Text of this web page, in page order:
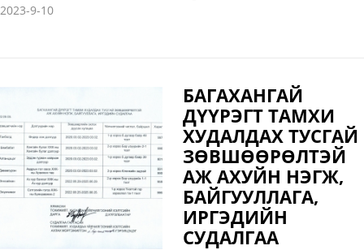
2023-9-10
БАГАХАНГАЙ
ДҮҮРЭГТ ТАМХИ
ХУДАЛДАХ ТУСГАЙ
ЗӨВШӨӨРӨЛТЭЙ
АЖ АХУЙН НЭГЖ,
БАЙГУУЛЛАГА,
ИРГЭДИЙН
СУДАЛГАА